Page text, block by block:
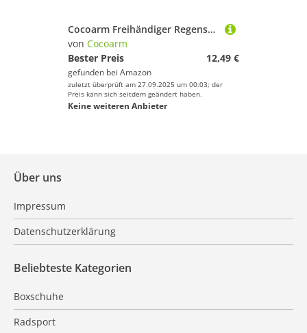
Cocoarm Freihändiger Regenschirmhut mit Wasserdichtem UV-Schutz, Regenschirmkappe, Angelhut, Sonnenschutz, Einfaches Öffnen und Schließen Zum Angeln, Konzert
von Cocoarm
Bester Preis
12,49 €
gefunden bei Amazon
zuletzt überprüft am 27.09.2025 um 00:03; der
Preis kann sich seitdem geändert haben.
Keine weiteren Anbieter
Über uns
Impressum
Datenschutzerklärung
Beliebteste Kategorien
Boxschuhe
Radsport